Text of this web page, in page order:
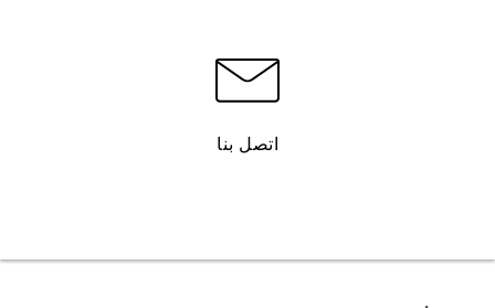
اتصل بنا